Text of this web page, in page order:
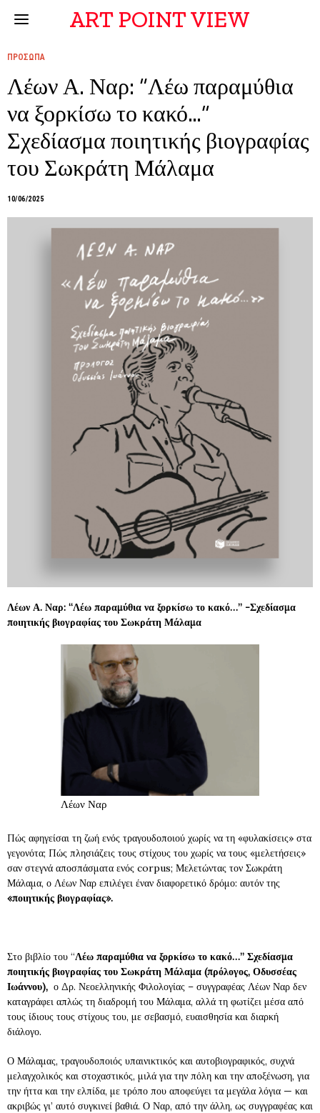
ART POINT VIEW
ΠΡΟΣΩΠΑ
Λέων Α. Ναρ: “Λέω παραμύθια
να ξορκίσω το κακό…”
Σχεδίασμα ποιητικής βιογραφίας
του Σωκράτη Μάλαμα
10/06/2025
Λέων Α. Ναρ: “Λέω παραμύθια να ξορκίσω το κακό…” -Σχεδίασμα
ποιητικής βιογραφίας του Σωκράτη Μάλαμα
Λέων Ναρ
Πώς αφηγείσαι τη ζωή ενός τραγουδοποιού χωρίς να τη «φυλακίσεις» στα
γεγονότα; Πώς πλησιάζεις τους στίχους του χωρίς να τους «μελετήσεις»
σαν στεγνά αποσπάσματα ενός corpus; Μελετώντας τον Σωκράτη
Μάλαμα, ο Λέων Ναρ επιλέγει έναν διαφορετικό δρόμο: αυτόν της
«ποιητικής βιογραφίας».
Στο βιβλίο του “Λέω παραμύθια να ξορκίσω το κακό…” Σχεδίασμα
ποιητικής βιογραφίας του Σωκράτη Μάλαμα (πρόλογος, Οδυσσέας
Ιωάννου), ο Δρ. Νεοελληνικής Φιλολογίας – συγγραφέας Λέων Ναρ δεν
καταγράφει απλώς τη διαδρομή του Μάλαμα, αλλά τη φωτίζει μέσα από
τους ίδιους τους στίχους του, με σεβασμό, ευαισθησία και διαρκή
διάλογο.
Ο Μάλαμας, τραγουδοποιός υπαινικτικός και αυτοβιογραφικός, συχνά
μελαγχολικός και στοχαστικός, μιλά για την πόλη και την αποξένωση, για
την ήττα και την ελπίδα, με τρόπο που αποφεύγει τα μεγάλα λόγια — και
ακριβώς γι’ αυτό συγκινεί βαθιά. Ο Ναρ, από την άλλη, ως συγγραφέας και